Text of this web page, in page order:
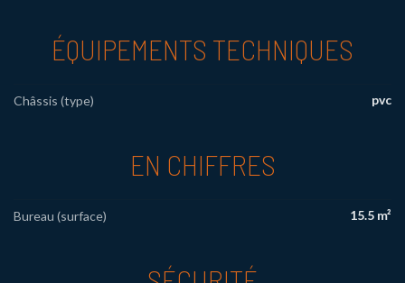
ÉQUIPEMENTS TECHNIQUES
Châssis (type) pvc
EN CHIFFRES
Bureau (surface) 15.5 m²